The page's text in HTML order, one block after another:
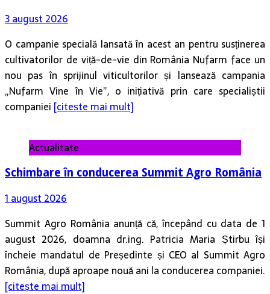
3 august 2026
O campanie specială lansată în acest an pentru susținerea
cultivatorilor de viță-de-vie din România Nufarm face un
nou pas în sprijinul viticultorilor și lansează campania
„Nufarm Vine în Vie”, o inițiativă prin care specialiștii
companiei [citește mai mult]
Actualitate
Schimbare în conducerea Summit Agro România
1 august 2026
Summit Agro România anunță că, începând cu data de 1
august 2026, doamna dr.ing. Patricia Maria Știrbu își
încheie mandatul de Președinte și CEO al Summit Agro
România, după aproape nouă ani la conducerea companiei.
[citește mai mult]